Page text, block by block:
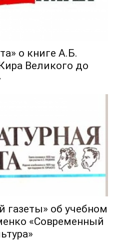
о книге А.Б.
Великого до
газеты» об учебном
«Современный